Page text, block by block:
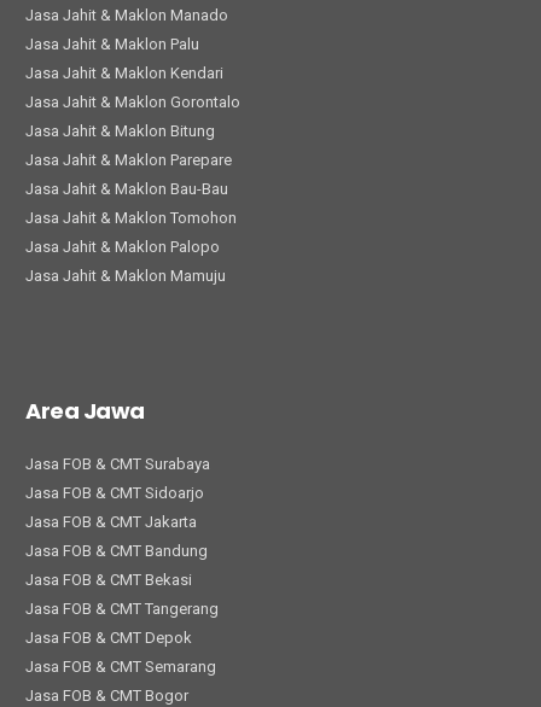
Jasa Jahit & Maklon Manado
Jasa Jahit & Maklon Palu
Jasa Jahit & Maklon Kendari
Jasa Jahit & Maklon Gorontalo
Jasa Jahit & Maklon Bitung
Jasa Jahit & Maklon Parepare
Jasa Jahit & Maklon Bau-Bau
Jasa Jahit & Maklon Tomohon
Jasa Jahit & Maklon Palopo
Jasa Jahit & Maklon Mamuju
Area Jawa
Jasa FOB & CMT Surabaya
Jasa FOB & CMT Sidoarjo
Jasa FOB & CMT Jakarta
Jasa FOB & CMT Bandung
Jasa FOB & CMT Bekasi
Jasa FOB & CMT Tangerang
Jasa FOB & CMT Depok
Jasa FOB & CMT Semarang
Jasa FOB & CMT Bogor